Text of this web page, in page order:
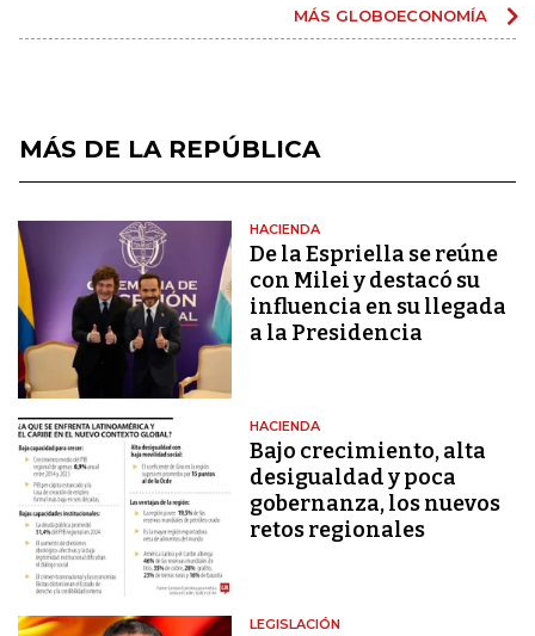
MÁS GLOBOECONOMÍA
MÁS DE LA REPÚBLICA
HACIENDA
De la Espriella se reúne
con Milei y destacó su
influencia en su llegada
a la Presidencia
HACIENDA
Bajo crecimiento, alta
desigualdad y poca
gobernanza, los nuevos
retos regionales
LEGISLACIÓN